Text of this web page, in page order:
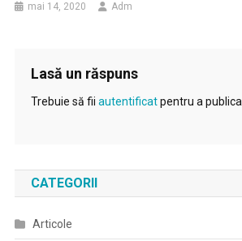
mai 14, 2020 Adm
Lasă un răspuns
Trebuie să fii autentificatpentru a
CATEGORII
Articole